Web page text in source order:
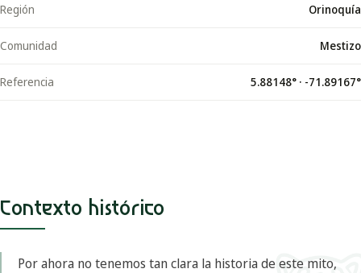
Región Orinoquía
Comunidad Mestizo
Referencia 5.88148° · -71.89167°
Contexto histórico
Por ahora no tenemos tan clara la historia de este mito,